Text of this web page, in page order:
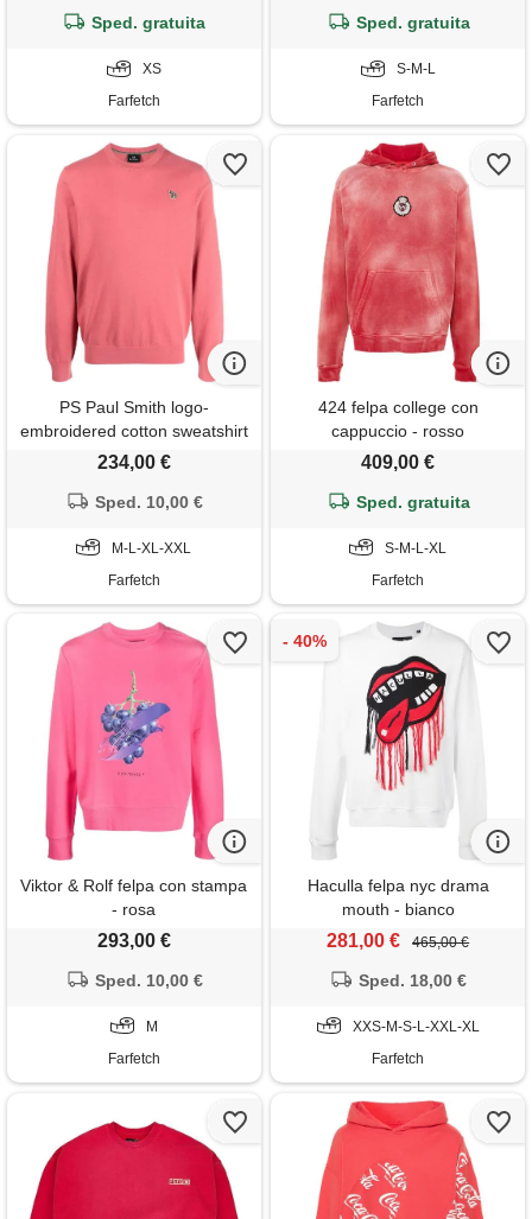
Sped. gratuita
XS
Farfetch
Sped. gratuita
S-M-L
Farfetch
PS Paul Smith logo-
embroidered cotton sweatshirt
- rosa
234,00 €
Sped. 10,00 €
M-L-XL-XXL
Farfetch
424 felpa college con
cappuccio - rosso
409,00 €
Sped. gratuita
S-M-L-XL
Farfetch
Viktor & Rolf felpa con stampa
- rosa
293,00 €
Sped. 10,00 €
M
Farfetch
Haculla felpa nyc drama
mouth - bianco
281,00 € 465,00 €
Sped. 18,00 €
XXS-M-S-L-XXL-XL
Farfetch